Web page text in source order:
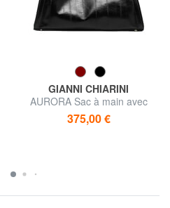
GIANNI CHIARINI
AURORA Sac à main avec
bandoulière, en cuir
375,00 €